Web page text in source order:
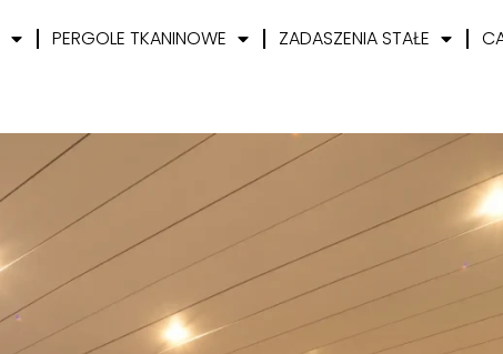
PERGOLE TKANINOWE ZADASZENIA STAŁE